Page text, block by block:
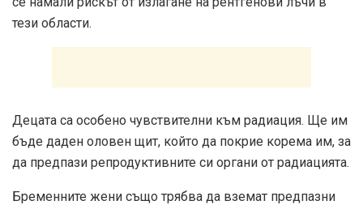
тези области.
Децата са особено чувствителни към радиация. Ще им
бъде даден оловен щит, който да покрие корема им, за
да предпази репродуктивните си органи от радиацията.
Бременните жени също трябва да вземат предпазни